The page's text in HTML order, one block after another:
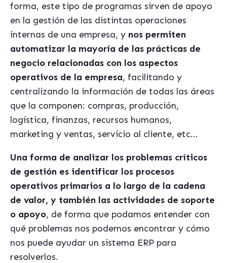
forma, este tipo de programas sirven de apoyo
en la gestión de las distintas operaciones
internas de una empresa, y nos permiten
automatizar la mayoría de las prácticas de
negocio relacionadas con los aspectos
operativos de la empresa, facilitando y
centralizando la información de todas las áreas
que la componen: compras, producción,
logística, finanzas, recursos humanos,
marketing y ventas, servicio al cliente, etc…
Una forma de analizar los problemas críticos
de gestión es identificar los procesos
operativos primarios a lo largo de la cadena
de valor, y también las actividades de soporte
o apoyo, de forma que podamos entender con
qué problemas nos podemos encontrar y cómo
nos puede ayudar un sistema ERP para
resolverlos.